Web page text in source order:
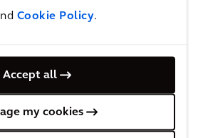
Cookie Policy.
Accept all
my cookies
el riesgo y aprovechado